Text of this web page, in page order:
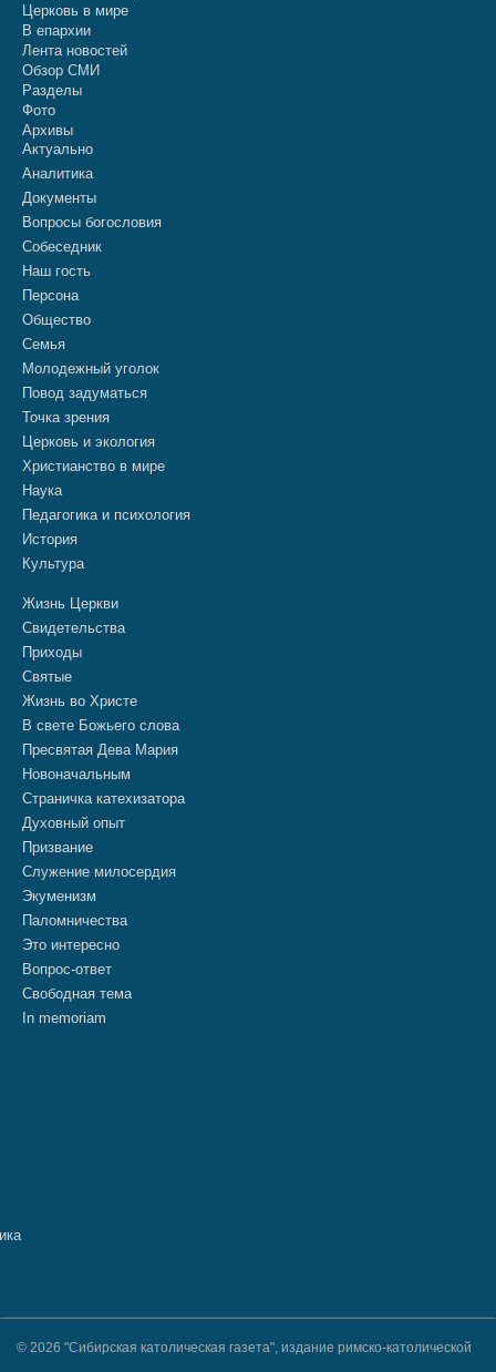
Церковь в мире
В епархии
Лента новостей
Обзор СМИ
Разделы
Фото
Архивы
Актуально
Аналитика
Документы
Вопросы богословия
Собеседник
Наш гость
Персона
Общество
Семья
Молодежный уголок
Повод задуматься
Точка зрения
Церковь и экология
Христианство в мире
Наука
Педагогика и психология
История
Культура
Жизнь Церкви
Свидетельства
Приходы
Святые
Жизнь во Христе
В свете Божьего слова
Пресвятая Дева Мария
Новоначальным
Страничка катехизатора
Духовный опыт
Призвание
Служение милосердия
Экуменизм
Паломничества
Это интересно
Вопрос-ответ
Свободная тема
In memoriam
© 2026 "Сибирская католическая газета", издание римско-католической